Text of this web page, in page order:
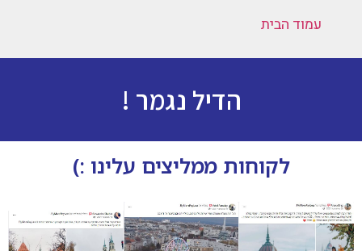
עמוד הבית
הדיל נגמר !
לקוחות ממליצים עלינו :)